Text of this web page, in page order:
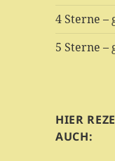
4 Sterne
5 Sterne
HIER
AUCH: